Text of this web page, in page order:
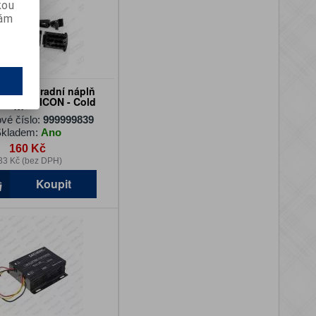
- náhradní náplň
Milano ICON - Cold
Water
číslo:999999839
Ano
160 Kč
Kč (bez DPH)
Koupit